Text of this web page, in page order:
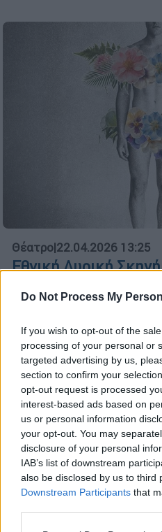
Do Not Process My
If you wish to opt-out of the
processing of your personal or
targeted advertising by us,
section to confirm your
opt-out request is processed
interest-based ads based on
us or personal information
your opt-out. You may
disclosure of your personal
IAB’s list of downstream
also be disclosed by us to third
Downstream Participants that
Θέατρο|22.04.2026 13:25
Εθνική Λυρική
«Monsieur Venus»
στην Εναλλακτική
Tο τολμηρό και
Vénus» της Ρασίλντ
προκλητικά και
καθιερωθεί ο όρος)
γαλλικής λογοτεχνία